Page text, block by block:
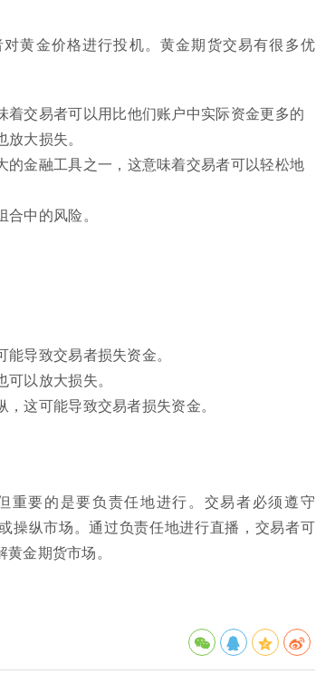
黄金价格进行投机。黄金期货交易有很多优
着交易者可以用比他们账户中实际资金更多的
大损失。
的金融工具之一，这意味着交易者可以轻松地
中的风险。
导致交易者损失资金。
以放大损失。
这可能导致交易者损失资金。
重要的是要负责任地进行。交易者必须遵守
操纵市场。通过负责任地进行直播，交易者可
金期货市场。